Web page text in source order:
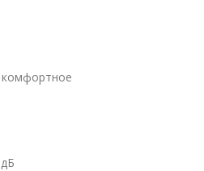
комфортное